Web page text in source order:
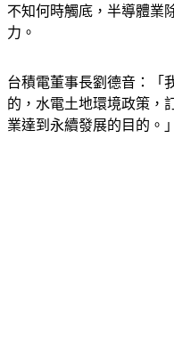
整、中美科技戰等問題，
不知何時觸底，半導體業
台積電董事長劉德音：「
的，水電土地環境政策，